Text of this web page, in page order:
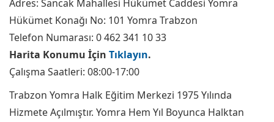
Adres: Sancak Mahallesi Hükümet Caddesi Yomra
Hükümet Konağı No: 101 Yomra Trabzon
Telefon Numarası: 0 462 341 10 33
Harita Konumu İçin Tıklayın.
Çalışma Saatleri: 08:00-17:00
Trabzon Yomra Halk Eğitim Merkezi 1975 Yılında
Hizmete Açılmıştır. Yomra Hem Yıl Boyunca Halktan